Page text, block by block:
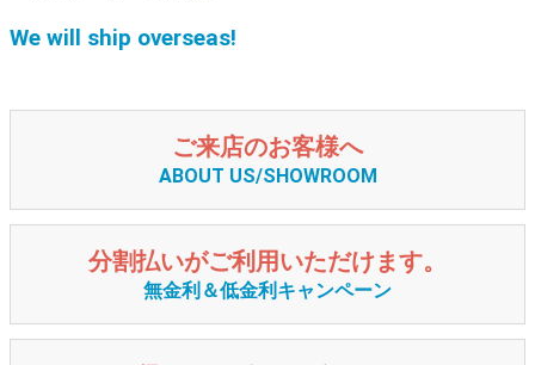
We will ship overseas!
ご来店のお客様へ
ABOUT US/SHOWROOM
分割払いがご利用いただけます。
無金利＆低金利キャンペーン